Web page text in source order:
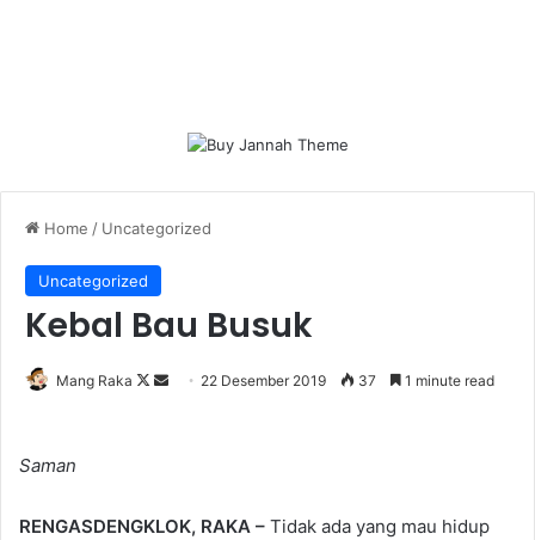
Home / Uncategorized
Uncategorized
Kebal Bau Busuk
Mang Raka
Follow
Send 22 Desember 2019 37 1 minute read
Saman
RENGASDENGKLOK, RAKA – Tidak ada yang mau hidup